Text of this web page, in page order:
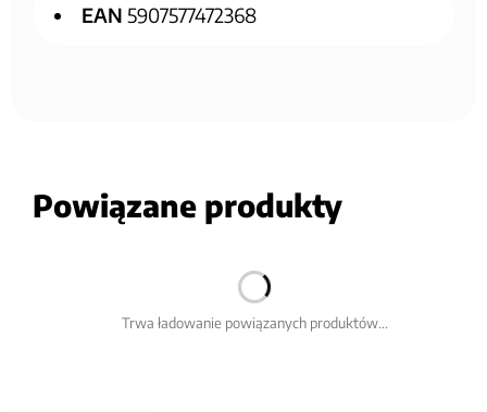
EAN 5907577472368
Powiązane produkty
Trwa ładowanie powiązanych produktów...